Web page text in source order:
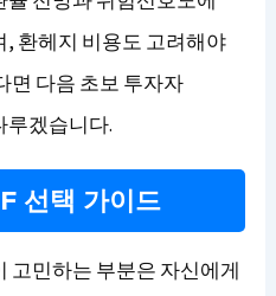
환헤지 비용도 고려해야
면 다음 초보 투자자
루겠습니다.
선택 가이드
고민하는 부분은 자신에게